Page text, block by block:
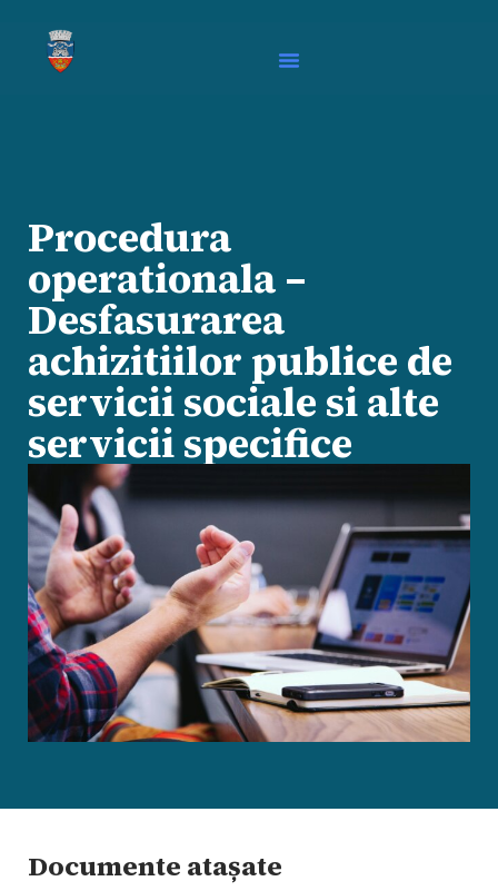
Procedura
operationala –
Desfasurarea
achizitiilor publice de
servicii sociale si alte
servicii specifice
Documente atașate